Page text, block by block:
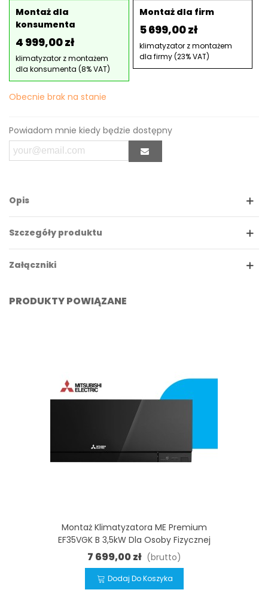
Montaż dla
konsumenta
4 999,00 zł
klimatyzator z montażem
dla konsumenta (8% VAT)
Montaż dla firm
5 699,00 zł
klimatyzator z montażem
dla firmy (23% VAT)
Obecnie brak na stanie
Powiadom mnie kiedy będzie dostępny
Opis
Szczegóły produktu
Załączniki
PRODUKTY POWIĄZANE
Montaż Klimatyzatora ME Premium
EF35VGK B 3,5kW Dla Osoby Fizycznej
7 699,00 zł (brutto)
Dodaj Do Koszyka